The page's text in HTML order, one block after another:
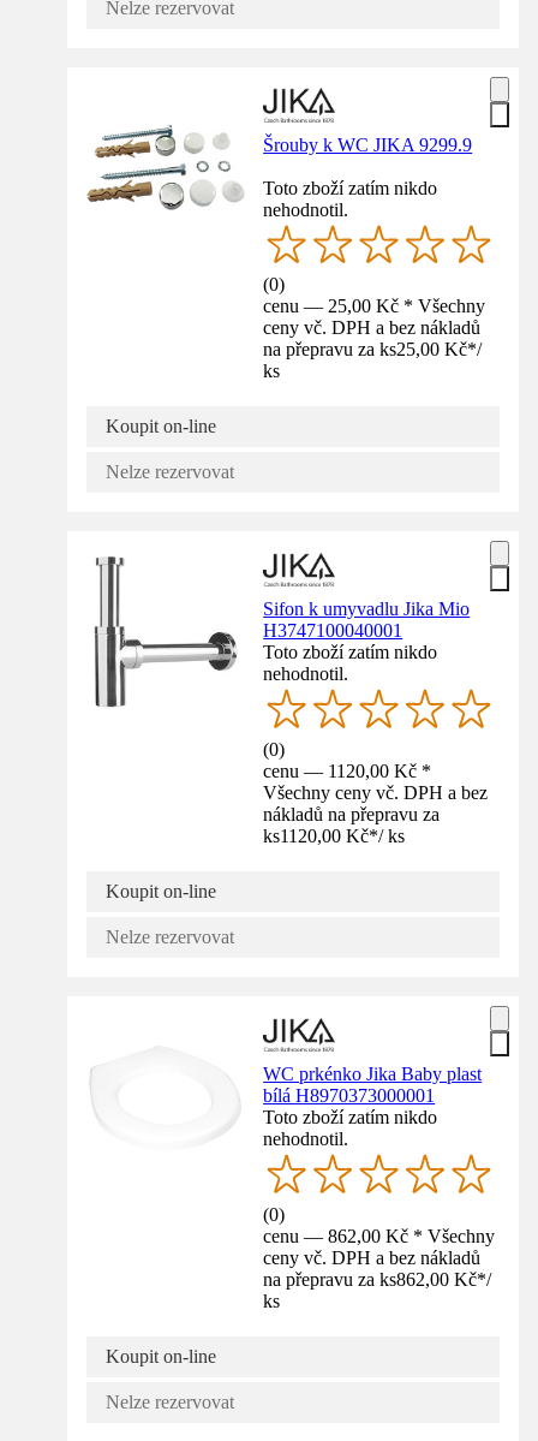
Nelze rezervovat
Šrouby k WC JIKA 9299.9
Toto zboží zatím nikdo
nehodnotil.
(0)
cenu — 25,00 Kč * Všechny
ceny vč. DPH a bez nákladů
na přepravu za ks25,00 Kč*/
ks
Koupit on-line
Nelze rezervovat
Sifon k umyvadlu Jika Mio
H3747100040001
Toto zboží zatím nikdo
nehodnotil.
(0)
cenu — 1120,00 Kč *
Všechny ceny vč. DPH a bez
nákladů na přepravu za
ks1120,00 Kč*/ ks
Koupit on-line
Nelze rezervovat
WC prkénko Jika Baby plast
bílá H8970373000001
Toto zboží zatím nikdo
nehodnotil.
(0)
cenu — 862,00 Kč * Všechny
ceny vč. DPH a bez nákladů
na přepravu za ks862,00 Kč*/
ks
Koupit on-line
Nelze rezervovat